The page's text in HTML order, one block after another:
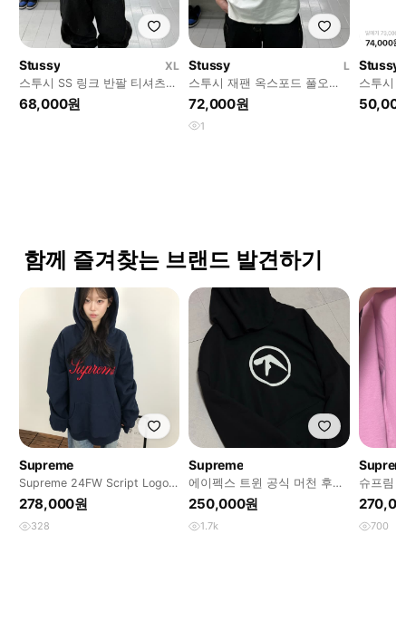
Stussy
XL
스투시 SS 링크 반팔 티셔츠
블랙
68,000원
Stussy
L
스투시 재팬 옥스포드 풀오버
반팔 셔츠
72,000원
1
Stussy
스투시
함께 즐겨찾는 브랜드 발견하기
Supreme
Supreme 24FW Script Logo
Hoodie Navy
278,000원
328
Supreme
에이펙스 트윈 공식 머천 후드
티
250,000원
1.7k
슈프림
700